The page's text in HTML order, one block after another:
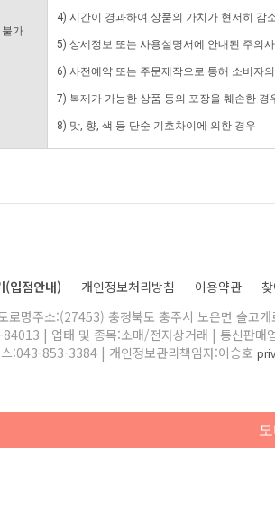
가
4) 시간이 경과하여 상품의 가치가 현저히 감
5) 상세정보 또는 사용설명서에 안내된 주의
6) 사전예약 또는 주문제작으로 통해 소비자
7) 복제가 가능한 상품 등의 포장을 훼손한 경
8) 맛, 향, 색 등 단순 기호차이에 의한 경우
(입점안내) 개인정보처리방침 이용약관
로명주소:(27453) 충청북도 충주시 노은면 솔고
| 업태 및 종목:소매/전자상거래 | 통신판매
:043-853-3384 | 개인정보관리책임자:이승호